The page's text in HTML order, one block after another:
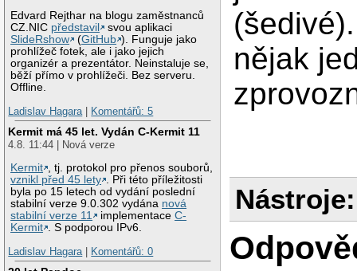
Edvard Rejthar na blogu zaměstnanců
CZ.NIC představil
svou aplikaci
SlideRshow
(GitHub ). Funguje jako
prohlížeč fotek, ale i jako jejich
organizér a prezentátor. Neinstaluje se,
běží přímo v prohlížeči. Bez serveru.
Offline.
Ladislav Hagara | Komentářů: 5
Kermit má 45 let. Vydán C-Kermit 11
4.8. 11:44 | Nová verze
Kermit , tj. protokol pro přenos souborů,
vznikl před 45 lety . Při této příležitosti
byla po 15 letech od vydání poslední
stabilní verze 9.0.302 vydána nová
stabilní verze 11
implementaceC-
Kermit . S podporou IPv6.
Ladislav Hagara | Komentářů: 0
nějak
Nástroje: